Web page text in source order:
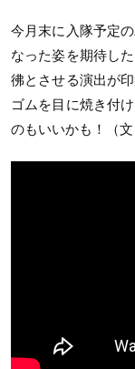
今月末に入隊予定
なった姿を期待し
彿とさせる演出が
ゴムを目に焼き付
のもいいかも！
（